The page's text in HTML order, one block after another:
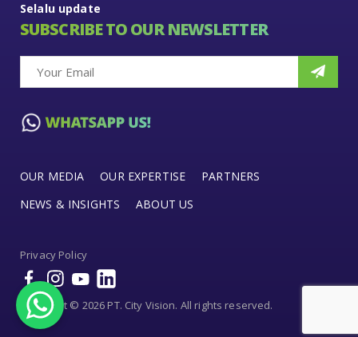
Selalu update
SUBSCRIBE TO OUR NEWSLETTER
OUR MEDIA OUR EXPERTISE
PARTNERS
NEWS & INSIGHTS
ABOUT US
Privacy Policy
Copyright © 2026 PT. City Vision. All rights reserved.